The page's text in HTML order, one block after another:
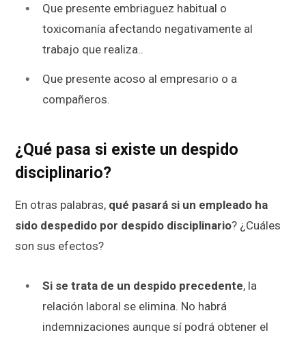
Que presente embriaguez habitual o
toxicomanía afectando negativamente al
trabajo que realiza..
Que presente acoso al empresario o a
compañeros.
¿Qué pasa si existe un despido
disciplinario?
En otras palabras, qué pasará si un empleado ha
sido despedido por despido disciplinario? ¿Cuáles
son sus efectos?
Si se trata de un despido precedente, la
relación laboral se elimina. No habrá
indemnizaciones aunque sí podrá obtener el